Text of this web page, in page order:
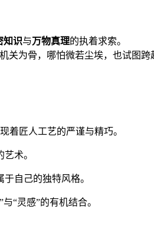
知识与万物真理的执着求索。
关为骨，哪怕微若尘埃，也试图
着匠人工艺的严谨与精巧。
术。
自己的独特风格。
“灵感”的有机结合。